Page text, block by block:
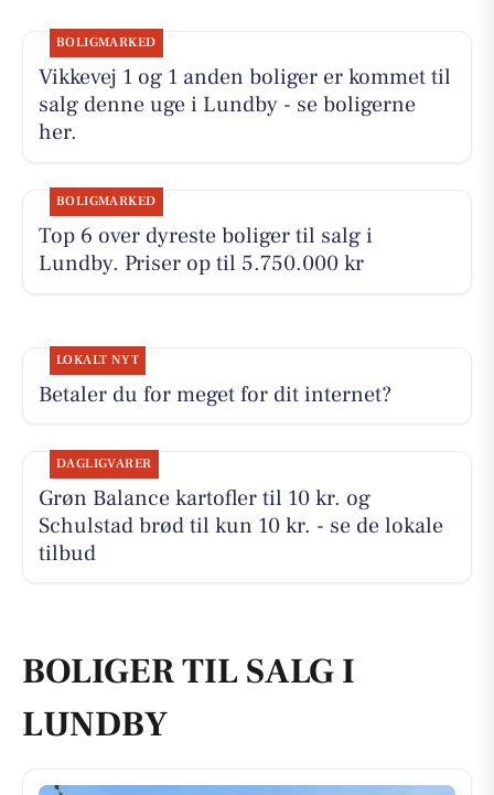
BOLIGMARKED
Vikkevej 1 og 1 anden boliger er kommet til
salg denne uge i Lundby - se boligerne
her.
BOLIGMARKED
Top 6 over dyreste boliger til salg i
Lundby. Priser op til 5.750.000 kr
LOKALT NYT
Betaler du for meget for dit internet?
DAGLIGVARER
Grøn Balance kartofler til 10 kr. og
Schulstad brød til kun 10 kr. - se de lokale
tilbud
BOLIGER TIL SALG I
LUNDBY